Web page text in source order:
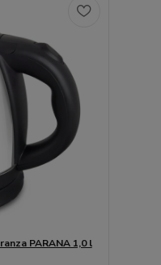
PARANA 1,0 l